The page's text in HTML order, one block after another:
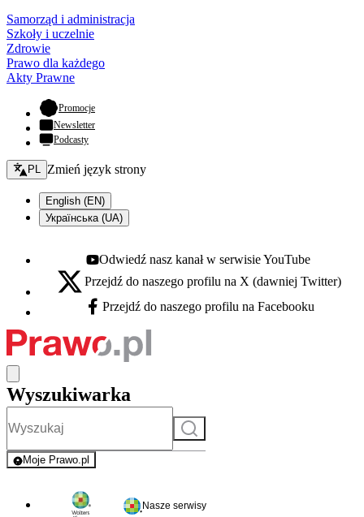
Samorząd i administracja
Szkoły i uczelnie
Zdrowie
Prawo dla każdego
Akty Prawne
Promocje- otwiera się w nowej karcie
Newsletter
Podcasty
Zmień język - bieżący:
PL Zmień język strony
English (EN)
Українська (UA)
Youtube - otwiera się w nowej karcie
Odwiedź nasz kanał w serwisie YouTube
X - otwiera się w nowej karcie
Przejdź do naszego profilu na X (dawniej Twitter)
Facebook - otwiera się w nowej karcie
Przejdź do naszego profilu na Facebooku
Wyszukiwarka
Szukaj
Moje Prawo.pl
- rejestracja i logowanie do serwisu
Nasze serwisy